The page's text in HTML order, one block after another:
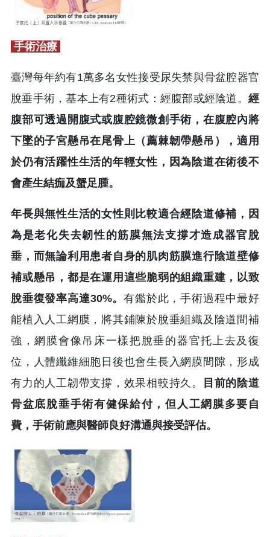
手術治療
臺灣每年約有1萬多名女性接受尿失禁與骨盆腔器官
脫垂手術，基本上有2種術式：經腹部或經陰道。 經
腹部可透過開腹式或腹腔鏡微創手術，在腹腔內將
下墜的子宮懸吊在尾骨上（薦棘韌帶懸吊），適用
於仍有活躍性生活的年輕女性，因為陰道在術後不
會產生結痂及蟹足腫。
年長與無性生活的女性則比較適合經陰道修補，因
為是老化失去韌性的筋膜無法支撐才造成器官脫
垂，而無論利用患者自身的肌肉筋膜進行陰道壁修
補或懸吊，都是在運用這些脆弱的組織重建，以致
脫垂復發率高達30%。有鑑於此，手術過程中最好
能植入人工網膜，將其鋪陳於脫垂組織及陰道間補
強，網膜會像吊床一樣把脫垂的器官托上去及復
位，人體纖維細胞日後也會生長入網膜間隙，形成
有力的人工韌帶支撐，效果相較持久。
目前的陰道
骨盆底脫垂手術有健保給付，但人工網膜多要自
費，手術前應與醫師良好溝通與接受評估。